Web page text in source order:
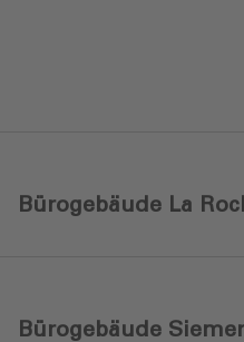
Bürogebäude La
Bürogebäude